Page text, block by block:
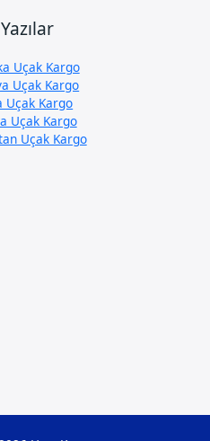
Uçak Kargo
Uçak Kargo
Uçak Kargo
Uçak Kargo
Uçak Kargo